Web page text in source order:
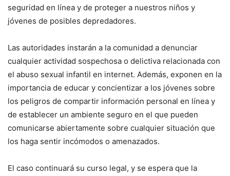
seguridad en línea y de proteger a nuestros niños y
jóvenes de posibles depredadores.
Las autoridades instarán a la comunidad a denunciar
cualquier actividad sospechosa o delictiva relacionada con
el abuso sexual infantil en internet. Además, exponen en la
importancia de educar y concientizar a los jóvenes sobre
los peligros de compartir información personal en línea y
de establecer un ambiente seguro en el que pueden
comunicarse abiertamente sobre cualquier situación que
los haga sentir incómodos o amenazados.
El caso continuará su curso legal, y se espera que la